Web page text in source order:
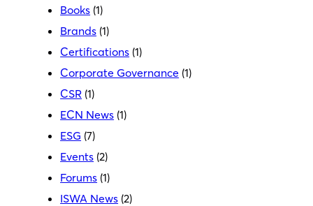
Books (1)
Brands (1)
Certifications (1)
Corporate Governance (1)
CSR (1)
ECN News (1)
ESG (7)
Events (2)
Forums (1)
ISWA News (2)